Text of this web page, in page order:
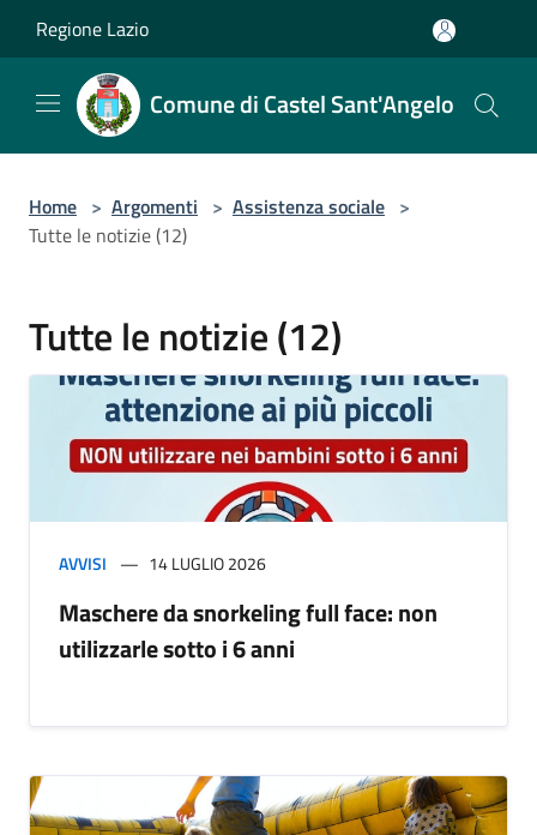
Regione Lazio
Comune di Castel Sant'Angelo
Home > Argomenti > Assistenza sociale >
Tutte le notizie (12)
Tutte le notizie (12)
AVVISI 14 LUGLIO 2026
Maschere da snorkeling full face: non
utilizzarle sotto i 6 anni